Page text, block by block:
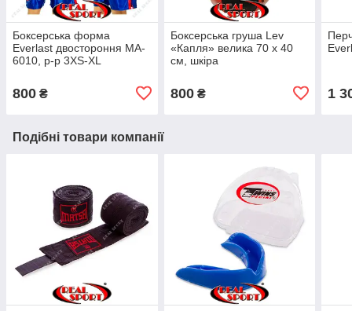
Боксерська форма
Everlast двостороння MA-
6010, р-р 3XS-XL
800 ₴
Боксерська груша Lev
«Капля» велика 70 х 40
см, шкіра
800₴ 1
Подібні товари компанії